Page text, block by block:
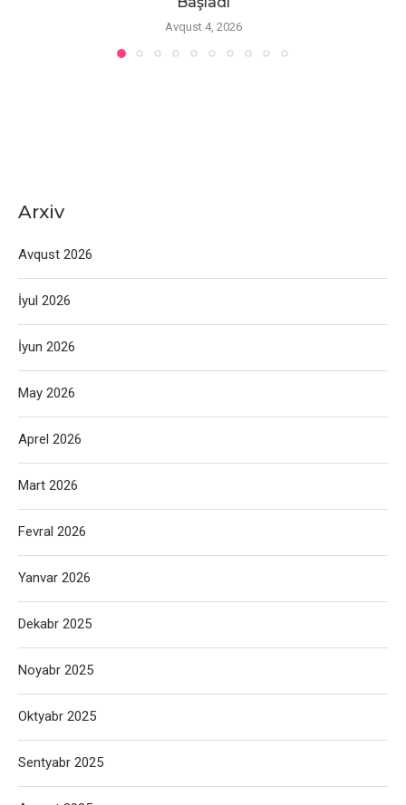
Avqust 4, 2026
Arxiv
Avqust 2026
İyul 2026
İyun 2026
May 2026
Aprel 2026
Mart 2026
Fevral 2026
Yanvar 2026
Dekabr 2025
Noyabr 2025
Oktyabr 2025
Sentyabr 2025